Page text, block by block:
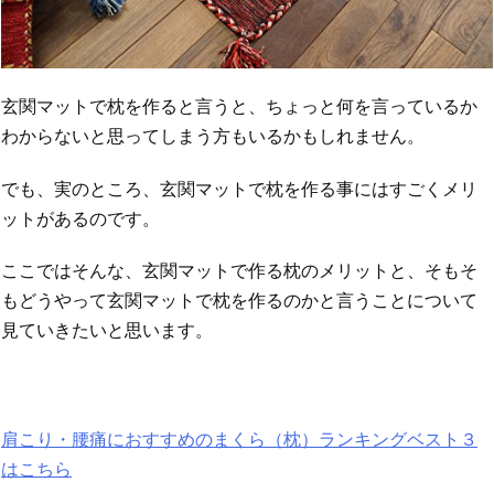
玄関マットで枕を作ると言うと、ちょっと何を言っているか
わからないと思ってしまう方もいるかもしれません。
でも、実のところ、玄関マットで枕を作る事にはすごくメリ
ットがあるのです。
ここではそんな、玄関マットで作る枕のメリットと、そもそ
もどうやって玄関マットで枕を作るのかと言うことについて
見ていきたいと思います。
肩こり・腰痛におすすめのまくら（枕）ランキングベスト３
はこちら